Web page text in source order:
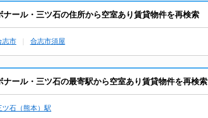
ナール・三ツ石の住所から空室あり賃貸物件を再検索
志市 合志市須屋
ナール・三ツ石の最寄駅から空室あり賃貸物件を再検索
ツ石（熊本）駅